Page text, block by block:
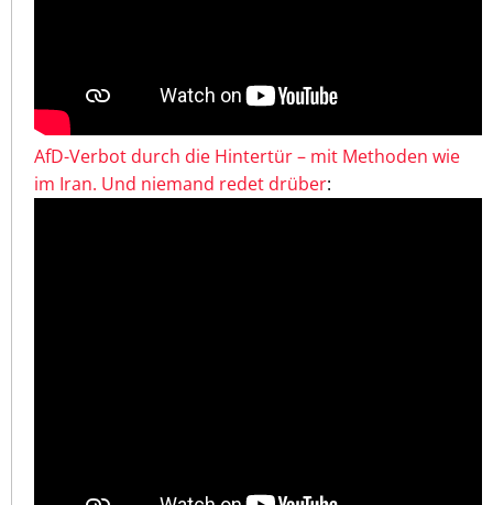
AfD-Verbot durch die Hintertür – mit Methoden wie
im Iran. Und niemand redet drüber: